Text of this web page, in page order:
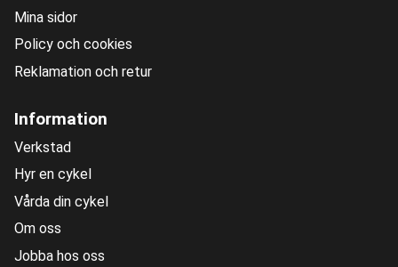
Mina sidor
Policy och cookies
Reklamation och retur
Information
Verkstad
Hyr en cykel
Vårda din cykel
Om oss
Jobba hos oss